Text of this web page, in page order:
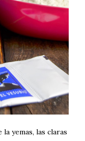
yemas, las claras